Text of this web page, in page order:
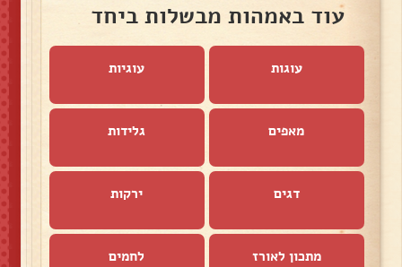
עוד באמהות מבשלות ביחד
עוגות עוגיות
מאפים גלידות
דגים ירקות
מתכון לאורז לחמים